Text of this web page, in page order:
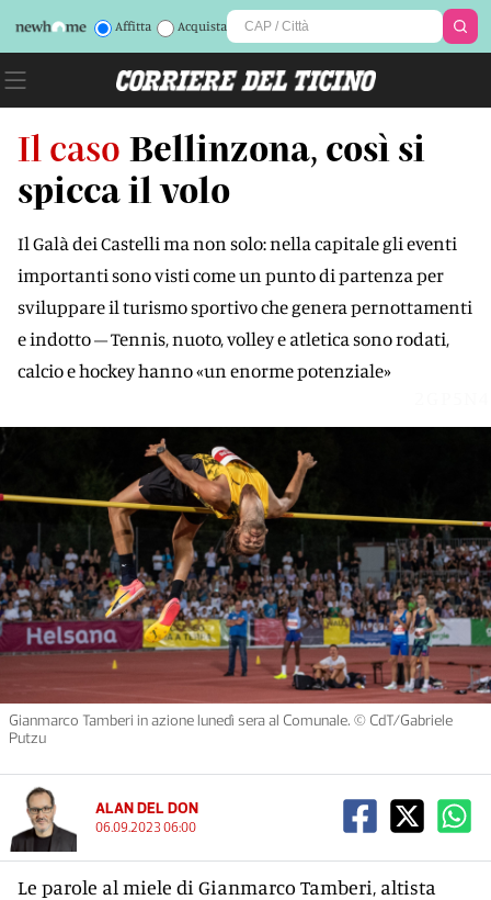
Affitta Acquista
Il caso Bellinzona, così si
spicca il volo
Il Galà dei Castelli ma non solo: nella capitale gli eventi
importanti sono visti come un punto di partenza per
sviluppare il turismo sportivo che genera pernottamenti
e indotto – Tennis, nuoto, volley e atletica sono rodati,
calcio e hockey hanno «un enorme potenziale»
Gianmarco Tamberi in azione lunedì sera al Comunale. © CdT/Gabriele
Putzu
ALAN DEL DON
06.09.2023 06:00
Le parole al miele di Gianmarco Tamberi, altista